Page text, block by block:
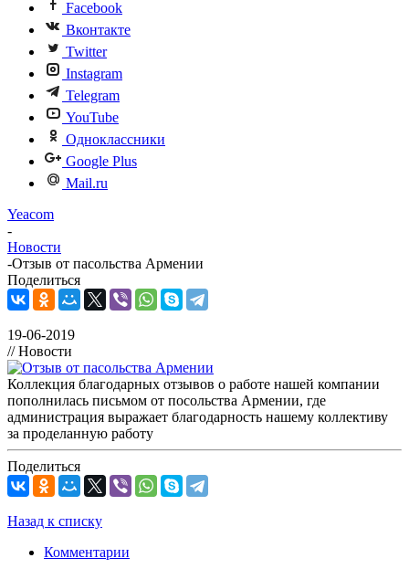
Facebook
Вконтакте
Twitter
Instagram
Telegram
YouTube
Одноклассники
Google Plus
Mail.ru
Yeacom
-
Новости
-Отзыв от пасольства Армении
Поделиться
19-06-2019
// Новости
Коллекция благодарных отзывов о работе нашей компании
пополнилась письмом от посольства Армении, где
администрация выражает благодарность нашему коллективу
за проделанную работу
Поделиться
Назад к списку
Комментарии